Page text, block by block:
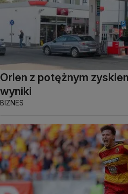
Orlen z potężnym
wyniki
BIZNES